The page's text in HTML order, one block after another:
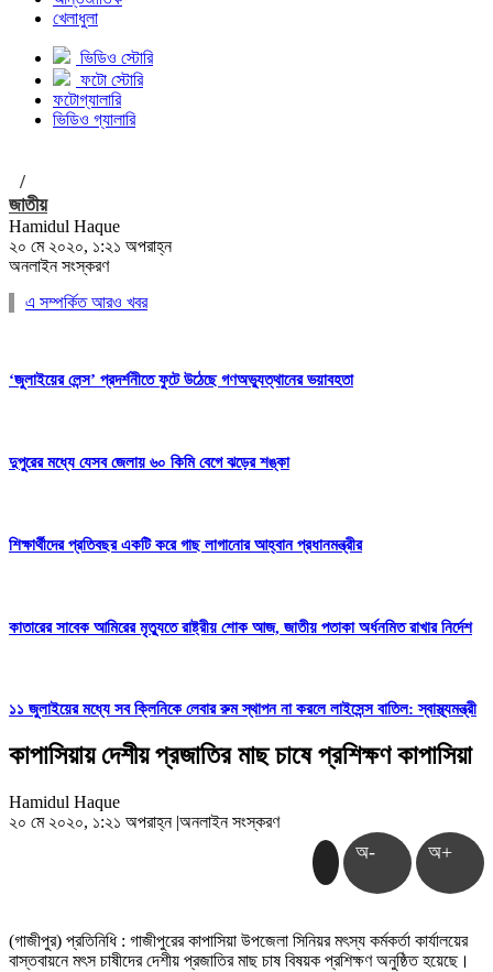
খেলাধুলা
ভিডিও স্টোরি
ফটো স্টোরি
ফটোগ্যালারি
ভিডিও গ্যালারি
/
জাতীয়
Hamidul Haque
২০ মে ২০২০, ১:২১ অপরাহ্ন
অনলাইন সংস্করণ
এ সম্পর্কিত আরও খবর
‘জুলাইয়ের লেন্স’ প্রদর্শনীতে ফুটে উঠেছে গণঅভ্যুত্থানের ভয়াবহতা
দুপুরের মধ্যে যেসব জেলায় ৬০ কিমি বেগে ঝড়ের শঙ্কা
শিক্ষার্থীদের প্রতিবছর একটি করে গাছ লাগানোর আহ্বান প্রধানমন্ত্রীর
কাতারের সাবেক আমিরের মৃত্যুতে রাষ্ট্রীয় শোক আজ, জাতীয় পতাকা অর্ধনমিত রাখার নির্দেশ
১১ জুলাইয়ের মধ্যে সব ক্লিনিকে লেবার রুম স্থাপন না করলে লাইসেন্স বাতিল: স্বাস্থ্যমন্ত্রী
কাপাসিয়ায় দেশীয় প্রজাতির মাছ চাষে প্রশিক্ষণ কাপাসিয়া
Hamidul Haque
২০ মে ২০২০, ১:২১ অপরাহ্ন |অনলাইন সংস্করণ
অ- অ+
(গাজীপুর) প্রতিনিধি : গাজীপুরের কাপাসিয়া উপজেলা সিনিয়র মৎস্য কর্মকর্তা কার্যালয়ের
বাস্তবায়নে মৎস চাষীদের দেশীয় প্রজাতির মাছ চাষ বিষয়ক প্রশিক্ষণ অনুষ্ঠিত হয়েছে।